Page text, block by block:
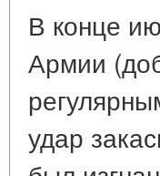
В конце
Армии
удар